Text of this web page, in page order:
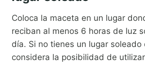
Coloca la maceta en un lugar
reciban al menos 6 horas de luz
día. Si no tienes un lugar soleado
considera la posibilidad de